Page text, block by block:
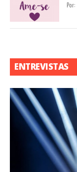
Por:
ENTREVISTAS